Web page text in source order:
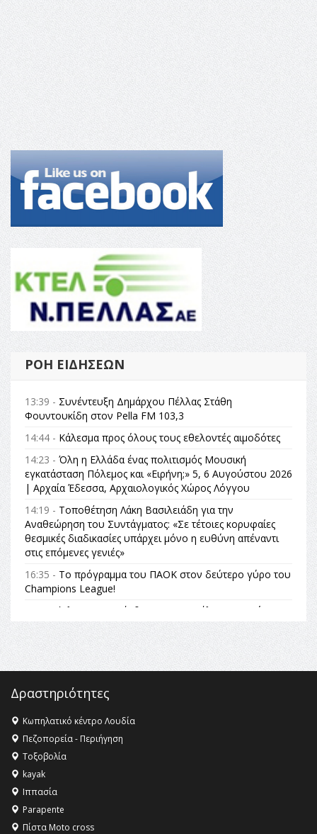
ΡΟΉ ΕΙΔΉΣΕΩΝ
13:39 - Συνέντευξη Δημάρχου Πέλλας Στάθη
Φουντουκίδη στον Pella FM 103,3
14:44 - Κάλεσμα προς όλους τους εθελοντές αιμοδότες
14:23 - Όλη η Ελλάδα ένας πολιτισμός Μουσική
εγκατάσταση Πόλεμος και «Ειρήνη;» 5, 6 Αυγούστου 2026
| Αρχαία Έδεσσα, Αρχαιολογικός Χώρος Λόγγου
14:19 - Τοποθέτηση Λάκη Βασιλειάδη για την
Αναθεώρηση του Συντάγματος: «Σε τέτοιες κορυφαίες
θεσμικές διαδικασίες υπάρχει μόνο η ευθύνη απέναντι
στις επόμενες γενιές»
16:35 - Το πρόγραμμα του ΠΑΟΚ στον δεύτερο γύρο του
Champions League!
Όλυμπος: Εντάχθηκε στον Κατάλογο Παγκόσμιας
Κληρονομιάς της UNESCO – Ομόφωνη η απόφαση Ο
Όλυμπος αναγνωρίστηκε ως φυσικό και πολιτιστικό
αγαθό εξέχουσας οικουμενικής αξίας για την
ανθρωπότητα
16:18 -ΕΝΟΡΙΑΚΕΣ ΚΑΛΟΚΑΙΡΙΝΕΣ ΔΡΑΣΕΙΣ ΓΙΑ ΠΑΙΔΙΑ
ΣΤΗΝ ΕΔΕΣΣΑ
16:15 -Εργασίες συντήρησης οδοφωτισμού στην Ενωτική
Οδό Σίνδου από την Περιφέρεια Κεντρικής Μακεδονίας
11:36 -Λάκης Βασιλειάδης, Συνέντευξη PellaFm 103,3 για
το Μουσείο της Πέλλας, Λουτρά Πόζαρ και Χιονοδρομικό
18:09 -
όμορφο θερινό σινεμά της Ελλάδας!
Δραστηριότητες
Κωπηλατικό κέντρο Λουδία
Πεζοπορεία - Περιήγηση
Τοξοβολία
kayak
Ιππασία
Parapente
Πίστα Moto cross